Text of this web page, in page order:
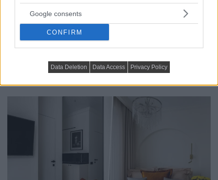
Google consents
CONFIRM
Data Deletion Data Access Privacy Policy
Így lett a minimalista lakás
barátságos: fiatal pár új, 60 m²-es